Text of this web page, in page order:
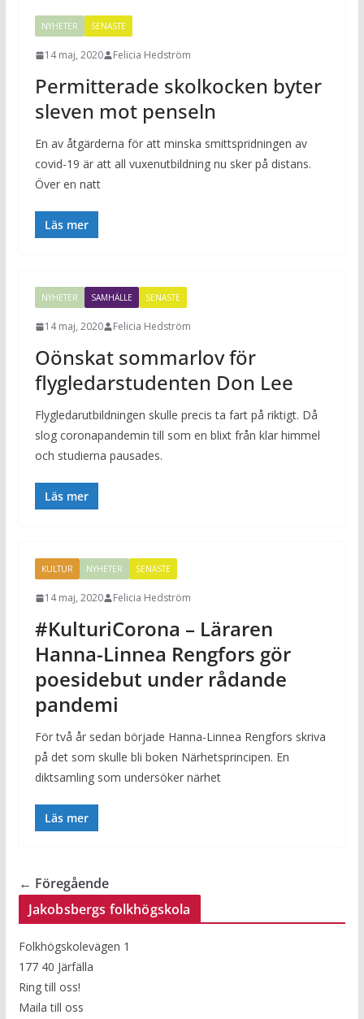
NYHETER SENASTE
14 maj, 2020 Felicia Hedström
Permitterade skolkocken byter
sleven mot penseln
En av åtgärderna för att minska smittspridningen av
covid-19 är att all vuxenutbildning nu sker på distans.
Över en natt
Läs mer
NYHETER SAMHÄLLE SENASTE
14 maj, 2020 Felicia Hedström
Oönskat sommarlov för
flygledarstudenten Don Lee
Flygledarutbildningen skulle precis ta fart på riktigt. Då
slog coronapandemin till som en blixt från klar himmel
och studierna pausades.
Läs mer
KULTUR NYHETER SENASTE
14 maj, 2020 Felicia Hedström
#KulturiCorona – Läraren
Hanna-Linnea Rengfors gör
poesidebut under rådande
pandemi
För två år sedan började Hanna-Linnea Rengfors skriva
på det som skulle bli boken Närhetsprincipen. En
diktsamling som undersöker närhet
Läs mer
← Föregående
Jakobsbergs folkhögskola
Folkhögskolevägen 1
177 40 Järfälla
Ring till oss!
Maila till oss